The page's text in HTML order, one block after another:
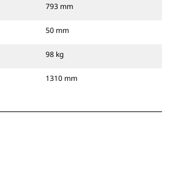
793 mm
50 mm
98 kg
1310 mm